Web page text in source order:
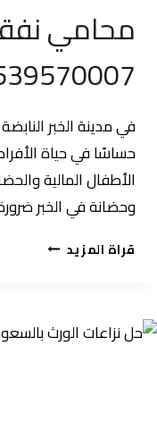
محامي
في مدينة الخبر
حساسًا في حياة
الأطفال المالية
وحضانة في الخبر
قراة المزيد محامي
الخبر